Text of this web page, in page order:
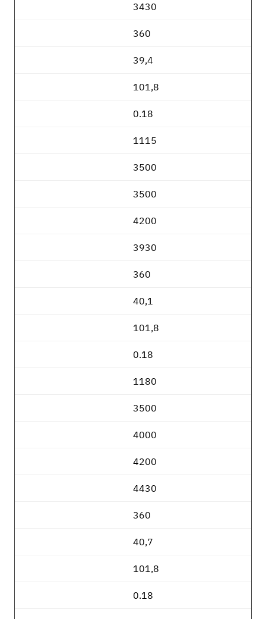
3430
360
39,4
101,8
0.18
1115
3500
3500
4200
3930
360
40,1
101,8
0.18
1180
3500
4000
4200
4430
360
40,7
101,8
0.18